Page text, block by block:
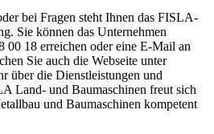
bei Fragen steht Ihnen das FISLA-
Sie können das Unternehmen
00 18 erreichen oder eine E-Mail an
Sie auch die Webseite unter
über die Dienstleistungen und
Land- und Baumaschinen freut sich
und Baumaschinen kompetent